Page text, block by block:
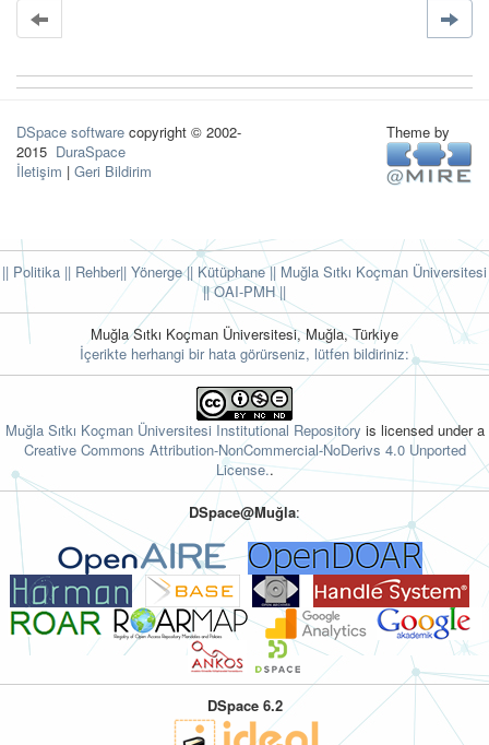
DSpace software copyright © 2002-
2015 DuraSpace
İletişim | Geri Bildirim
Theme by
|| Politika || Rehber|| Yönerge|| Kütüphane|| Muğla Sıtkı Koçman Üniversitesi
||OAI-PMH ||
Muğla Sıtkı Koçman Üniversitesi, Muğla, Türkiye
İçerikte herhangi bir hata görürseniz, lütfen bildiriniz:
Muğla Sıtkı Koçman Üniversitesi Institutional Repository is licensed under a
Creative Commons Attribution-NonCommercial-NoDerivs 4.0 Unported
License..
DSpace@Muğla:
DSpace 6.2